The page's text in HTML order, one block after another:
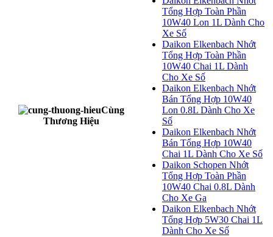
Cùng
Thương Hiệu
Tổng Hợp Toàn Phần
10W40 Lon 1L Dành Cho
Xe Số
Daikon Elkenbach Nhớt
Tổng Hợp Toàn Phần
10W40 Chai 1L Dành
Cho Xe Số
Daikon Elkenbach Nhớt
Bán Tổng Hợp 10W40
Lon 0.8L Dành Cho Xe
Số
Daikon Elkenbach Nhớt
Bán Tổng Hợp 10W40
Chai 1L Dành Cho Xe Số
Daikon Schopen Nhớt
Tổng Hợp Toàn Phần
10W40 Chai 0.8L Dành
Cho Xe Ga
Daikon Elkenbach Nhớt
Tổng Hợp 5W30 Chai 1L
Dành Cho Xe Số